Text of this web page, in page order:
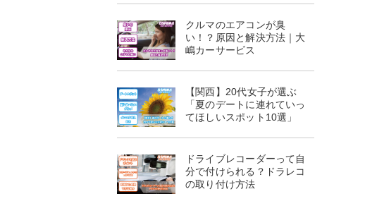
クルマのエアコンが臭
い！？原因と解決方法｜大
嶋カーサービス
【関西】20代女子が選ぶ
「夏のデートに連れていっ
てほしいスポット10選」
ドライブレコーダーって自
分で付けられる？ドラレコ
の取り付け方法